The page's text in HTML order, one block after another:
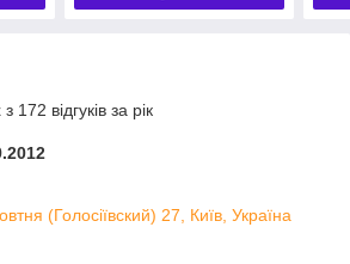
172 відгуків за рік
(Голосіївский) 27, Київ, Україна